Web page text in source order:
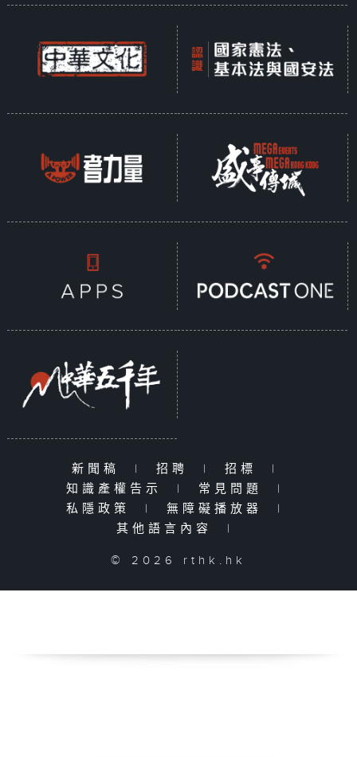
新聞稿 | 招聘 | 招標
|
知識產權告示
| 常見問題
|
私隱政策
| 無障礙播放器
|
其他語言內容
|
© 2026 rthk.hk